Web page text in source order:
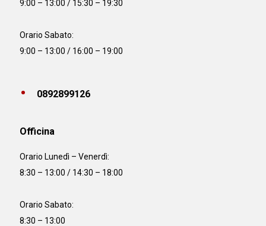
9:00 – 13:00 / 15:30 – 19:30
Orario Sabato:
9:00 – 13:00 / 16:00 – 19:00
0892899126
Officina
Orario Lunedì – Venerdì:
8:30 – 13:00 / 14:30 – 18:00
Orario Sabato:
8:30 – 13:00